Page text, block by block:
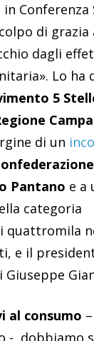
Conferenza
di
dagli
Lo ha
5
di un
Pantano e a
categoria
quattromila
e il
Giuseppe
al consumo
-, dobbiamo